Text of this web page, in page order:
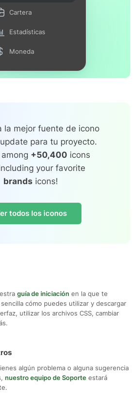
Cartera
Estadísticas
Moneda
la mejor fuente de icono
para tu proyecto.
+50,400 icons
your favorite
brands icons!
todos los iconos
guía de iniciación en la que te
cómo puedes utilizar y descargar
utilizar los archivos CSS, cambiar
algún problema o alguna sugerencia
nuestro equipo de Soporte estará